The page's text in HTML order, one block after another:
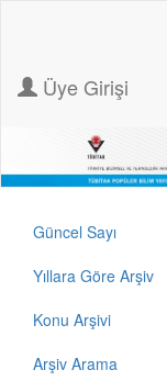
Üye Girişi
Güncel Sayı
Yıllara Göre Arşiv
Konu Arşivi
Arşiv Arama